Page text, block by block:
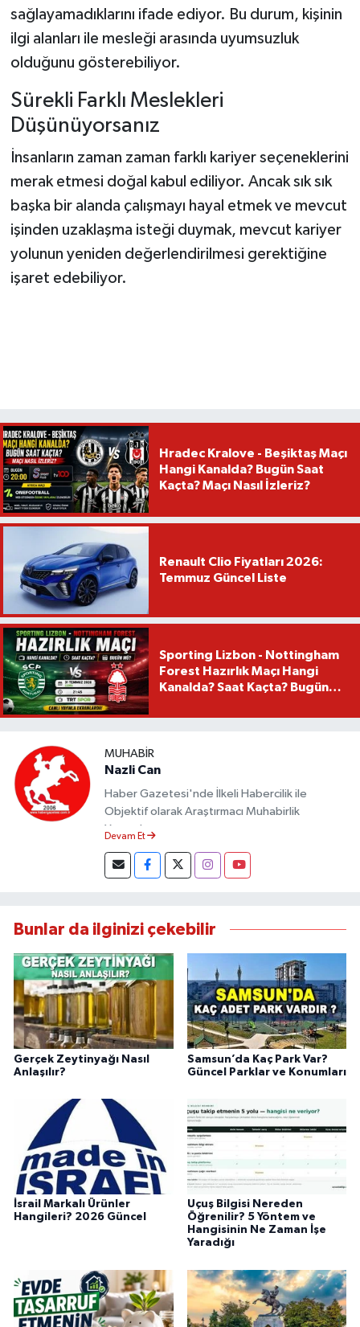
sağlayamadıklarını ifade ediyor. Bu durum, kişinin
ilgi alanları ile mesleği arasında uyumsuzluk
olduğunu gösterebiliyor.
Sürekli Farklı Meslekleri
Düşünüyorsanız
İnsanların zaman zaman farklı kariyer seçeneklerini
merak etmesi doğal kabul ediliyor. Ancak sık sık
başka bir alanda çalışmayı hayal etmek ve mevcut
işinden uzaklaşma isteği duymak, mevcut kariyer
yolunun yeniden değerlendirilmesi gerektiğine
işaret edebiliyor.
Hradec Kralove - Beşiktaş Maçı
Hangi Kanalda? Bugün Saat
Kaçta? Maçı Nasıl İzleriz?
Renault Clio Fiyatları 2026:
Temmuz Güncel Liste
Sporting Lizbon - Nottingham
Forest Hazırlık Maçı Hangi
Kanalda? Saat Kaçta? Bugün
MUHABIR
Nazli Can
Haber Gazetesi'nde İlkeli Habercilik ile
Objektif olarak Araştırmacı Muhabirlik
Yapmaktayım.
Devam Et
Bunlar da ilginizi çekebilir
Gerçek Zeytinyağı Nasıl
Anlaşılır?
Samsun’da Kaç Park Var?
Güncel Parklar ve Konumları
İsrail Markalı Ürünler
Hangileri? 2026 Güncel
Uçuş Bilgisi Nereden
Öğrenilir? 5 Yöntem ve
Hangisinin Ne Zaman İşe
Yaradığı